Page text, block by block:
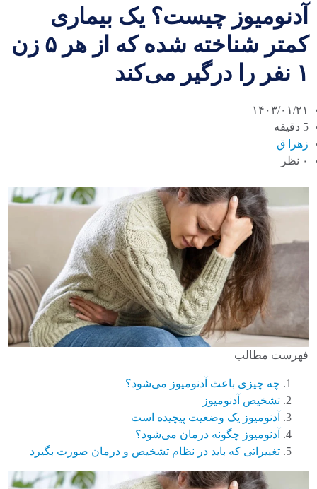
آدنومیوز چیست؟ یک بیماری
کمتر شناخته شده که از هر ۵ زن
۱ نفر را درگیر می‌کند
۱۴۰۳/۰۱/۲۱
5 دقیقه
زهرا ق
۰ نظر
فهرست مطالب
چه چیزی باعث آدنومیوز می‌شود؟
تشخیص آدنومیوز
آدنومیوز یک وضعیت پیچیده است
آدنومیوز چگونه درمان می‌شود؟
تغییراتی که باید در نظام تشخیص و درمان صورت بگیرد